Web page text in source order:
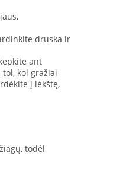
druska ir
ant
kol gražiai
į lėkštę,
todėl